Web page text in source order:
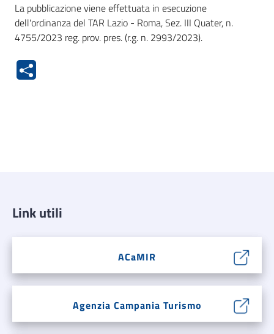
La pubblicazione viene effettuata in esecuzione
dell'ordinanza del TAR Lazio - Roma, Sez. III Quater, n.
4755/2023 reg. prov. pres. (r.g. n. 2993/2023).
Link utili
ACaMIR
Agenzia Campania Turismo